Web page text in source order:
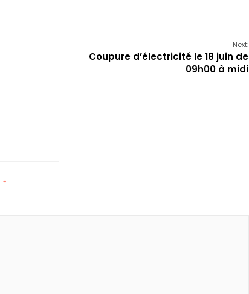
Next:
Coupure d’électricité le 18 juin de
09h00 à midi
*